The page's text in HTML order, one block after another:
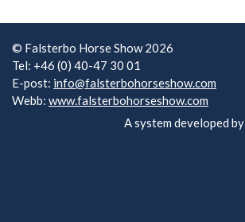
© Falsterbo Horse Show 2026
Tel: +46 (0) 40-47 30 01
E-post: info@falsterbohorseshow.com
Webb: www.falsterbohorseshow.com
A system developed by